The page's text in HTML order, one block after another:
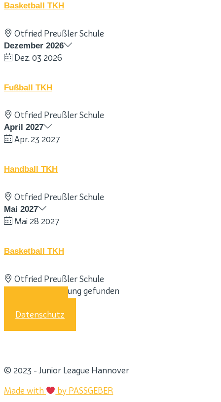
Basketball TKH
Otfried Preußler Schule
Dezember 2026
Dez. 03 2026
Fußball TKH
Otfried Preußler Schule
April 2027
Apr. 23 2027
Handball TKH
Otfried Preußler Schule
Mai 2027
Mai 28 2027
Basketball TKH
Otfried Preußler Schule
Keine Veranstaltung gefunden
Datenschutz
© 2023 - Junior League Hannover
Made with by PASSGEBER